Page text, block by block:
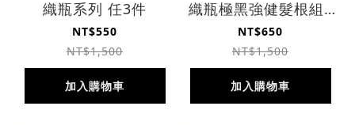
織瓶系列 任3件
NT$550
NT$1,500
加入購物車
織瓶極黑強健髮根組3
件贈 VP人蔘滋養護髮
素300ML
NT$650
NT$1,500
加入購物車